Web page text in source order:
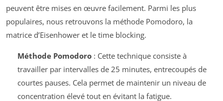
peuvent être mises en œuvre facilement. Parmi les plus
populaires, nous retrouvons la méthode Pomodoro, la
matrice d’Eisenhower et le time blocking.
Méthode Pomodoro: Cette technique consiste à
travailler par intervalles de 25 minutes, entrecoupés de
courtes pauses. Cela permet de maintenir un niveau de
concentration élevé tout en évitant la fatigue.